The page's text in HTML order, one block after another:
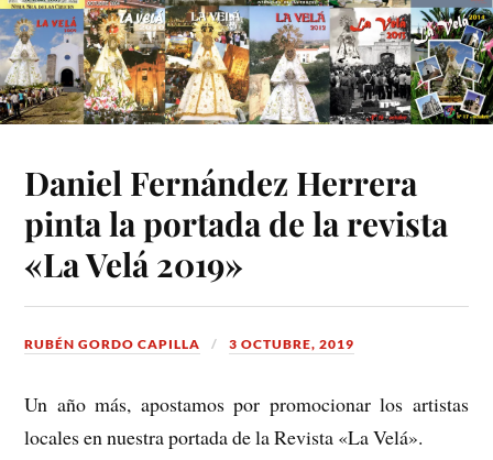
Daniel Fernández Herrera
pinta la portada de la revista
«La Velá 2019»
RUBÉN GORDO CAPILLA 3 OCTUBRE, 2019
Un año más, apostamos por promocionar los artistas
locales en nuestra portada de la Revista «La Velá».